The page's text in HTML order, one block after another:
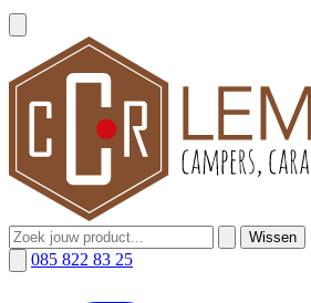
Wissen
085 822 83 25